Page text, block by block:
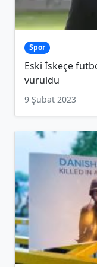
Spor
Eski İskeçe
vuruldu
9 Şubat 2023